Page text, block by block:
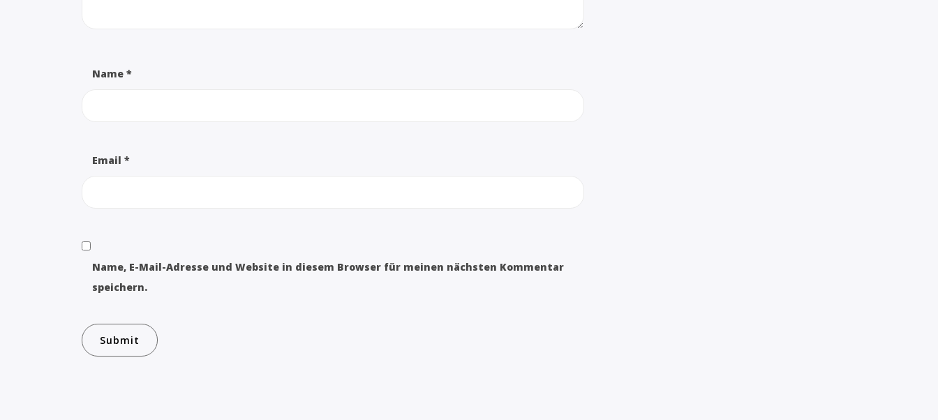
Name *
Email *
Name, E-Mail-Adresse und Website in diesem Browser für meinen nächsten Kommentar
speichern.